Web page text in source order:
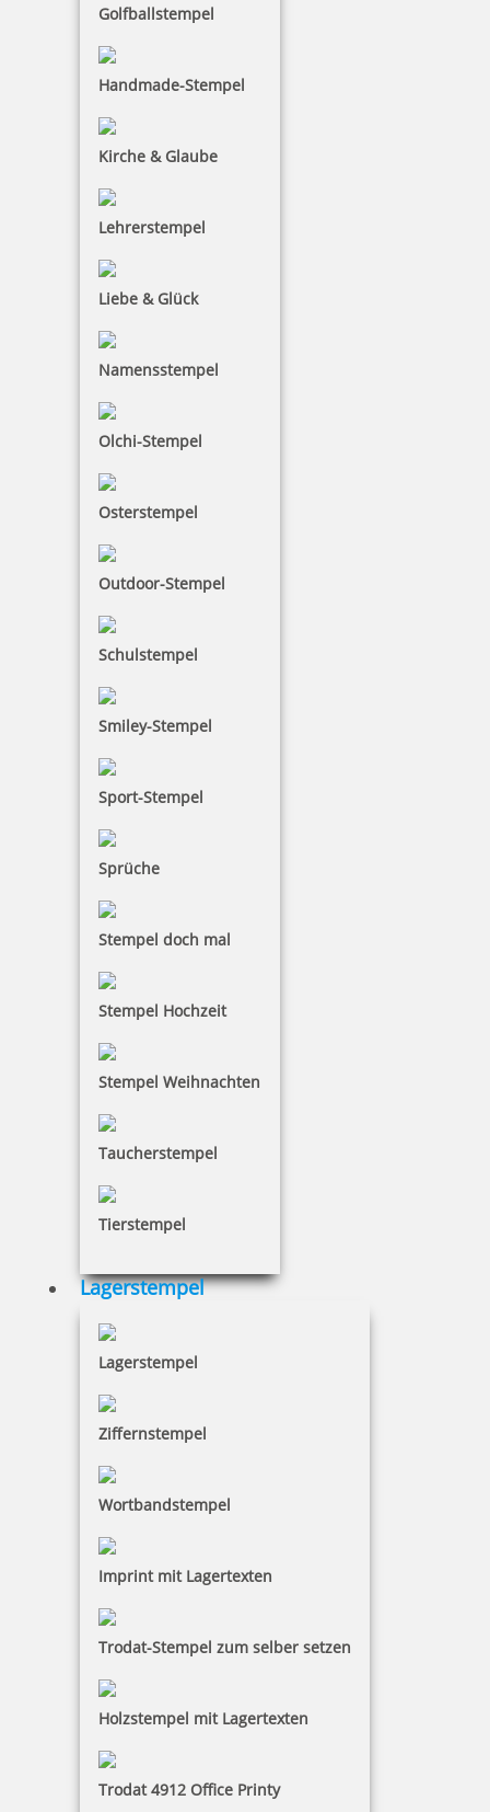
Golfballstempel
Handmade-Stempel
Kirche & Glaube
Lehrerstempel
Liebe & Glück
Namensstempel
Olchi-Stempel
Osterstempel
Outdoor-Stempel
Schulstempel
Smiley-Stempel
Sport-Stempel
Sprüche
Stempel doch mal
Stempel Hochzeit
Stempel Weihnachten
Taucherstempel
Tierstempel
Lagerstempel
Lagerstempel
Ziffernstempel
Wortbandstempel
Imprint mit Lagertexten
Trodat-Stempel zum selber setzen
Holzstempel mit Lagertexten
Trodat 4912 Office Printy
Jetzt gestalten
Trodat Printy 4927 Mehrfarbiger Stempel
Jetzt gestalten
Trodat Printy 4929 Mehrfarbiger Stempel
Trodat Printy 4931 Mehrfarbiger Stempel
Jetzt gestalten
Trodat Printy 4638 Mehrfarbiger Stempel rund
Jetzt gestalten